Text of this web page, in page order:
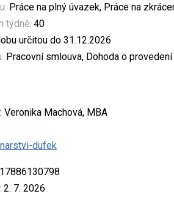
Práce na plný úvazek, Práce na
týdně: 40
určitou do 31.12.2026
Pracovní smlouva, Dohoda o
Veronika Machová, MBA
dufek
17886130798
2. 7. 2026